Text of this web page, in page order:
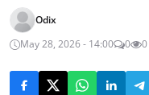
Odix
May 28, 2026 - 14:00
0 0